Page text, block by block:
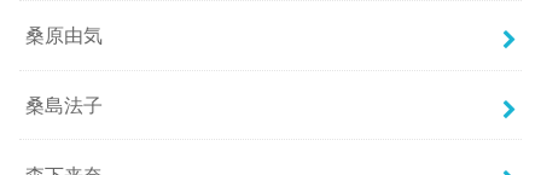
桑原由気
桑島法子